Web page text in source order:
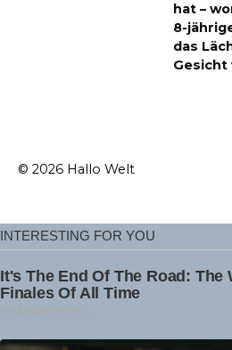
hat –
8-
das
Gesicht
© 2026 Hallo Welt